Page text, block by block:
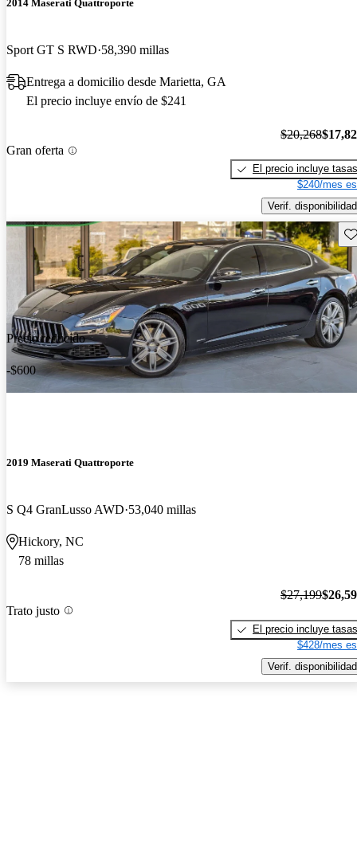
2014 Maserati Quattroporte
Sport GT S RWD 58,390 millas
Entrega a domicilio desde Marietta, GA
El precio incluye envío de $241
Gran oferta
$20,268
El precio incluye tasas
$240/mes
Verif. disponibilidad
Precio reducido
-$600
2019 Maserati Quattroporte
S Q4 GranLusso AWD 53,040 millas
Hickory, NC
78 millas
Trato justo
$27,199
El precio incluye tasas
$428/mes
Verif. disponibilidad